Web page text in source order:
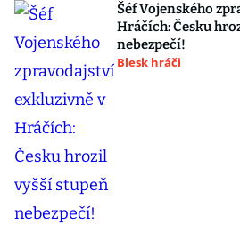
Šéf Vojenského
Hráčích: Česku
nebezpečí!
Blesk hráči